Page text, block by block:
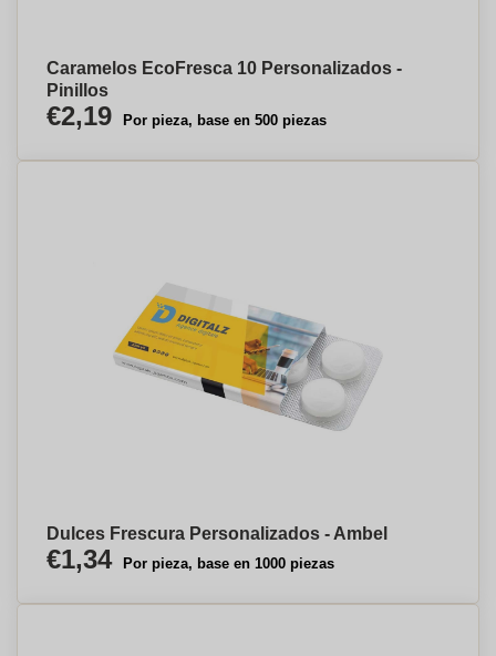
Caramelos EcoFresca 10 Personalizados -
Pinillos
€2,19 Por pieza, base en 500 piezas
Dulces Frescura Personalizados - Ambel
€1,34 Por pieza, base en 1000 piezas